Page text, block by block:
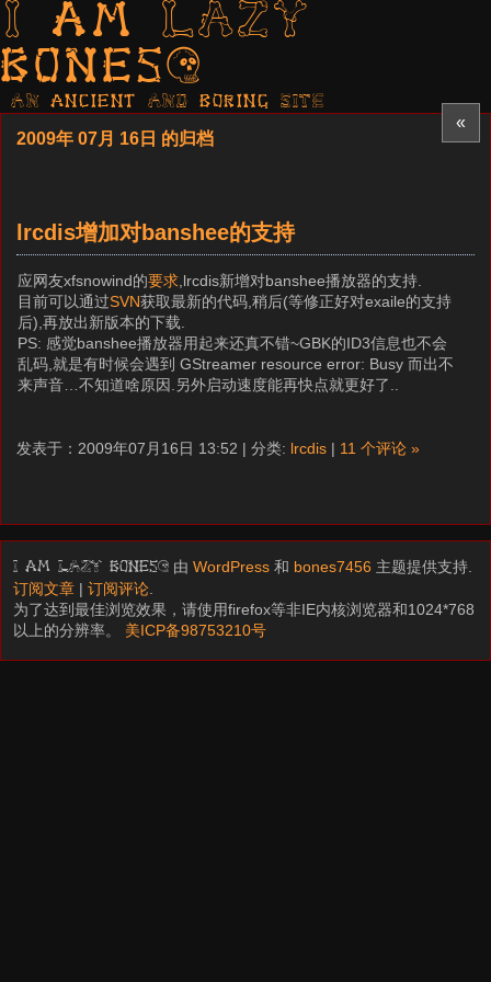
I am LAZY
bones?
AN ancient AND boring SITE
«
2009年 07月 16日 的归档
lrcdis增加对banshee的支持
应网友xfsnowind的要求 ,lrcdis新增对banshee播放器的支持.
目前可以通过SVN获取最新的代码,稍后(等修正好对exaile的支持
后),再放出新版本的下载.
PS: 感觉banshee播放器用起来还真不错~GBK的ID3信息也不会
乱码,就是有时候会遇到 GStreamer resource error: Busy 而出不
来声音…不知道啥原因.另外启动速度能再快点就更好了..
发表于：2009年07月16日 13:52 | 分类: lrcdis | 11 个评论 »
I am LAZY bones? 由WordPress 和 bones7456 主题提供支持.
订阅文章 |订阅评论
为了达到最佳浏览效果，请使用firefox等非IE内核浏览器和1024*768
以上的分辨率。 美ICP备98753210号